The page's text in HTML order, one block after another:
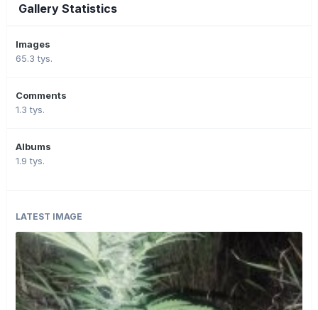
Gallery Statistics
Images
65.3 tys.
Comments
1.3 tys.
Albums
1.9 tys.
LATEST IMAGE